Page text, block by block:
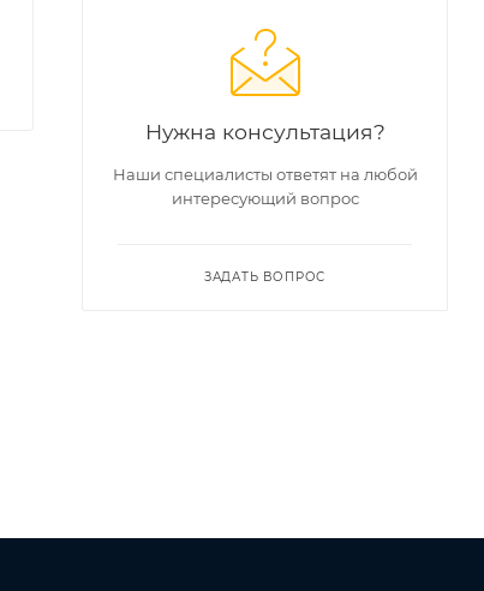
Нужна консультация?
Наши специалисты ответят на любой
интересующий вопрос
ЗАДАТЬ ВОПРОС